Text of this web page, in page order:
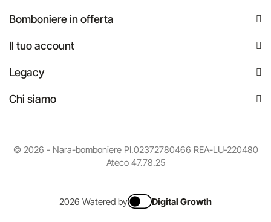
Bomboniere in offerta
Il tuo account
Legacy
Chi siamo
© 2026 - Nara-bomboniere PI.02372780466 REA-LU-220480
Ateco 47.78.25
2026 Watered by Digital Growth